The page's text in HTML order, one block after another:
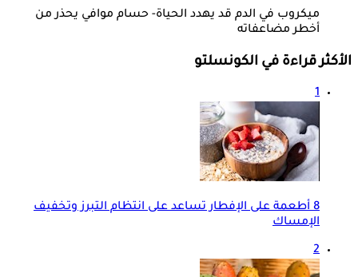
ميكروب في الدم قد يهدد الحياة- حسام موافي يحذر من
أخطر مضاعفاته
الأكثر قراءة في الكونسلتو
1
8 أطعمة على الإفطار تساعد على انتظام التبرز وتخفيف
الإمساك
2